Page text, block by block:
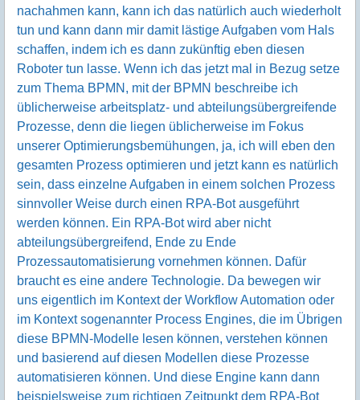
nachahmen kann, kann ich das natürlich auch wiederholt
tun und kann dann mir damit lästige Aufgaben vom Hals
schaffen, indem ich es dann zukünftig eben diesen
Roboter tun lasse. Wenn ich das jetzt mal in Bezug setze
zum Thema BPMN, mit der BPMN beschreibe ich
üblicherweise arbeitsplatz- und abteilungsübergreifende
Prozesse, denn die liegen üblicherweise im Fokus
unserer Optimierungsbemühungen, ja, ich will eben den
gesamten Prozess optimieren und jetzt kann es natürlich
sein, dass einzelne Aufgaben in einem solchen Prozess
sinnvoller Weise durch einen RPA-Bot ausgeführt
werden können. Ein RPA-Bot wird aber nicht
abteilungsübergreifend, Ende zu Ende
Prozessautomatisierung vornehmen können. Dafür
braucht es eine andere Technologie. Da bewegen wir
uns eigentlich im Kontext der Workflow Automation oder
im Kontext sogenannter Process Engines, die im Übrigen
diese BPMN-Modelle lesen können, verstehen können
und basierend auf diesen Modellen diese Prozesse
automatisieren können. Und diese Engine kann dann
beispielsweise zum richtigen Zeitpunkt dem RPA-Bot